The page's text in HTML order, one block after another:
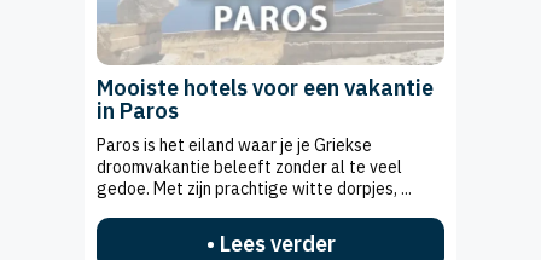
Mooiste hotels voor een vakantie
in Paros
Paros is het eiland waar je je Griekse
droomvakantie beleeft zonder al te veel
gedoe. Met zijn prachtige witte dorpjes, ...
• Lees verder